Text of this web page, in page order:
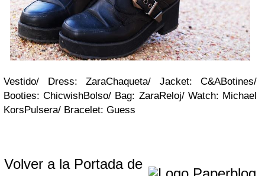
Vestido/ Dress: ZaraChaqueta/ Jacket: C&ABotines/
Booties:ChicwishBolso/ Bag: ZaraReloj/ Watch: Michael
KorsPulsera/ Bracelet: Guess
Volver a la Portada de